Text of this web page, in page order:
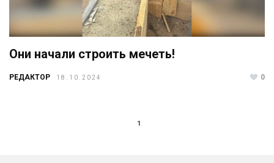
Они начали строить мечеть!
РЕДАКТОР 18.10.2024 0
1